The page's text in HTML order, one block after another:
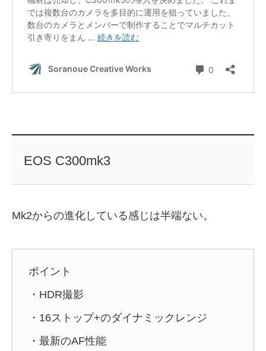
EOS C300mk3
Mk2からの進化している感じは半端ない。
ポイント
・HDR撮影
・16ストップ+のダイナミックレンジ
・最新のAF性能